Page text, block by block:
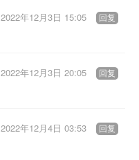
2022年12月3日 15:05 回复
2022年12月3日 20:05 回复
2022年12月4日 03:53 回复